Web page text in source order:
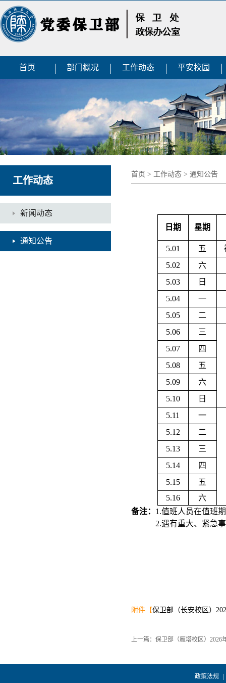
首页 部门概况 工作动态 平安校园
工作动态
新闻动态
通知公告
首页 > 工作动态 > 通知公告
日期 星期
5.01 五
5.02
六
5.03
日
5.04
一
5.05
二
5.06
三
5.07
四
5.08
五
5.09
六
5.10
日
5.11
一
5.12
二
5.13
三
5.14
四
5.15
五
5.16
六
备注： 1.值班人员在值班
2.遇有重大、紧急
附件【保卫部（长安校区）
上一篇：保卫部（雁塔校区）2026
政策法规